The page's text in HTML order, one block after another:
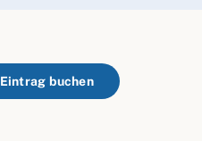
Eintrag buchen